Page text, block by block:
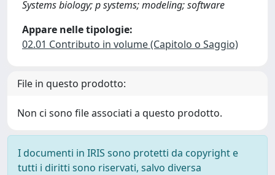
Systems biology; p systems; modeling; software
Appare nelle tipologie:
02.01 Contributo in volume (Capitolo o Saggio)
File in questo prodotto:
Non ci sono file associati a questo prodotto.
I documenti in IRIS sono protetti da copyright e
tutti i diritti sono riservati, salvo diversa